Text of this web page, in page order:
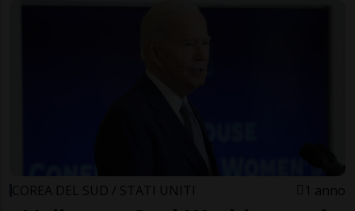
COREA DEL SUD / STATI UNITI 1 anno